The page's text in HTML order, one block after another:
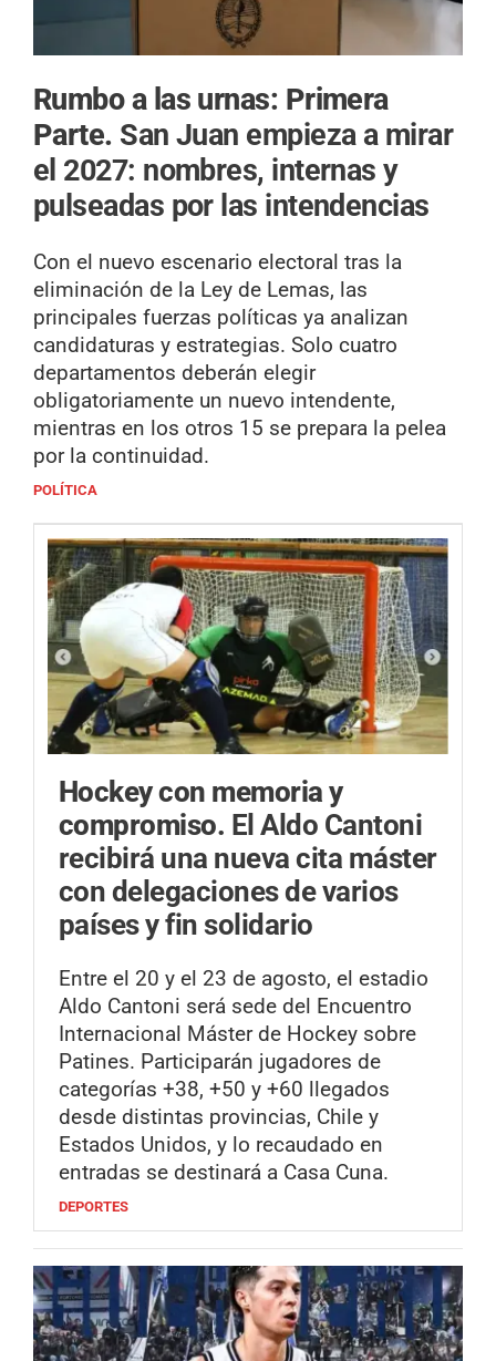
Rumbo a las urnas: Primera
Parte. San Juan empieza a mirar
el 2027: nombres, internas y
pulseadas por las intendencias
Con el nuevo escenario electoral tras la
eliminación de la Ley de Lemas, las
principales fuerzas políticas ya analizan
candidaturas y estrategias. Solo cuatro
departamentos deberán elegir
obligatoriamente un nuevo intendente,
mientras en los otros 15 se prepara la pelea
por la continuidad.
POLÍTICA
Hockey con memoria y
compromiso. El Aldo Cantoni
recibirá una nueva cita máster
con delegaciones de varios
países y fin solidario
Entre el 20 y el 23 de agosto, el estadio
Aldo Cantoni será sede del Encuentro
Internacional Máster de Hockey sobre
Patines. Participarán jugadores de
categorías +38, +50 y +60 llegados
desde distintas provincias, Chile y
Estados Unidos, y lo recaudado en
entradas se destinará a Casa Cuna.
DEPORTES